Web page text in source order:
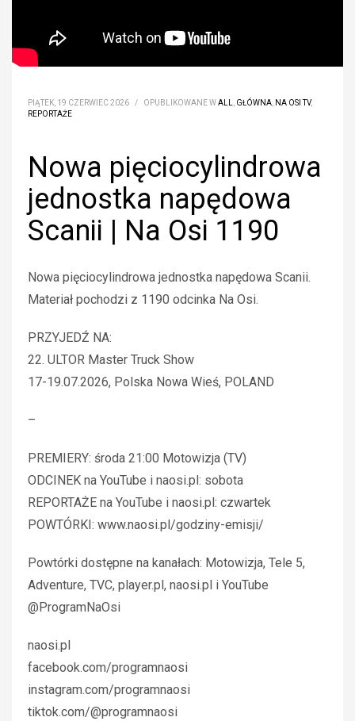
PIĄTEK, 19 CZERWIEC 2026 / OPUBLIKOWANE WALL, GŁÓWNA, NA OSI TV,
REPORTAŻE
Nowa pięciocylindrowa
jednostka napędowa
Scanii | Na Osi 1190
Nowa pięciocylindrowa jednostka napędowa Scanii.
Materiał pochodzi z 1190 odcinka Na Osi.
PRZYJEDŹ NA:
22. ULTOR Master Truck Show
17-19.07.2026, Polska Nowa Wieś, POLAND
–
PREMIERY: środa 21:00 Motowizja (TV)
ODCINEK na YouTube i naosi.pl: sobota
REPORTAŻE na YouTube i naosi.pl: czwartek
POWTÓRKI: www.naosi.pl/godziny-emisji/
Powtórki dostępne na kanałach: Motowizja, Tele 5,
Adventure, TVC, player.pl, naosi.pl i YouTube
@ProgramNaOsi
naosi.pl
facebook.com/programnaosi
instagram.com/programnaosi
tiktok.com/@programnaosi